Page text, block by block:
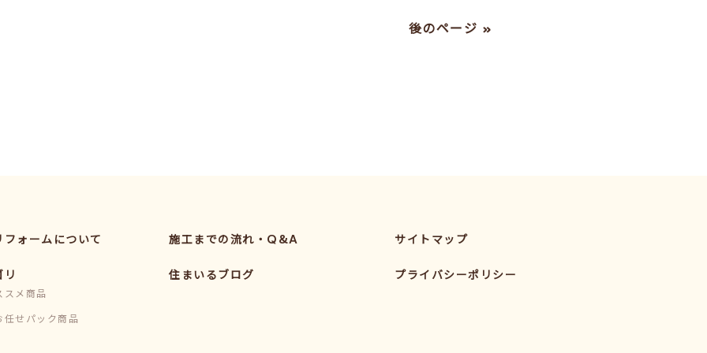
後のページ »
ォームについて
メ商品
せパック商品
施工までの流れ・Q&A
住まいるブログ
サイトマップ
プライバシーポリシー